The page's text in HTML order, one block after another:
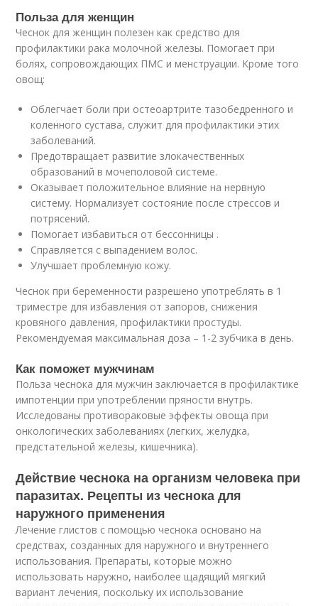
Польза для женщин
Чеснок для женщин полезен как средство для
профилактики рака молочной железы. Помогает при
болях, сопровождающих ПМС и менструации. Кроме того
овощ:
Облегчает боли при остеоартрите тазобедренного и
коленного сустава, служит для профилактики этих
заболеваний.
Предотвращает развитие злокачественных
образований в мочеполовой системе.
Оказывает положительное влияние на нервную
систему. Нормализует состояние после стрессов и
потрясений.
Помогает избавиться от бессонницы .
Справляется с выпадением волос.
Улучшает проблемную кожу.
Чеснок при беременности разрешено употреблять в 1
триместре для избавления от запоров, снижения
кровяного давления, профилактики простуды.
Рекомендуемая максимальная доза – 1-2 зубчика в день.
Как поможет мужчинам
Польза чеснока для мужчин заключается в профилактике
импотенции при употреблении пряности внутрь.
Исследованы противораковые эффекты овоща при
онкологических заболеваниях (легких, желудка,
предстательной железы, кишечника).
Действие чеснока на организм человека при
паразитах. Рецепты из чеснока для
наружного применения
Лечение глистов с помощью чеснока основано на
средствах, созданных для наружного и внутреннего
использования. Препараты, которые можно
использовать наружно, наиболее щадящий мягкий
вариант лечения, поскольку их использование